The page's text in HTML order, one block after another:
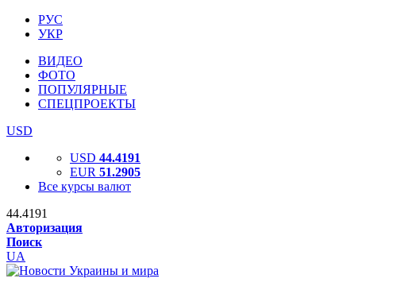
РУС
УКР
ВИДЕО
ФОТО
ПОПУЛЯРНЫЕ
СПЕЦПРОЕКТЫ
USD
USD 44.4191
EUR 51.2905
Все курсы валют
44.4191
Авторизация
Поиск
UA